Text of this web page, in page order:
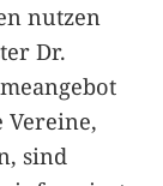
nutzen
Dr.
Vereine,
sind